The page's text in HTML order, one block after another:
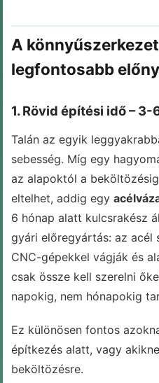
A
legfontosabb
1. Rövid építési idő –
Talán az egyik
sebesség. Míg egy
az alapoktól a
eltelhet, addig egy
6 hónap alatt kulcsrakész
gyári előregyártás: az acél
CNC-gépekkel vágják és
csak össze kell szerelni
napokig, nem hónapokig
Ez különösen fontos
építkezés alatt, vagy
beköltözésre.